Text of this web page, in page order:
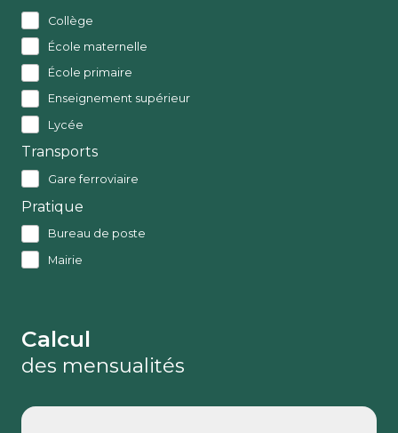
Collège
École maternelle
École primaire
Enseignement supérieur
Lycée
Transports
Gare ferroviaire
Pratique
Bureau de poste
Mairie
Calcul
des mensualités